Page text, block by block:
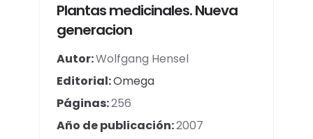
Plantas medicinales. Nueva
generacion
Autor:Wolfgang Hensel
Editorial:Omega
Páginas:256
Año de publicación:2007